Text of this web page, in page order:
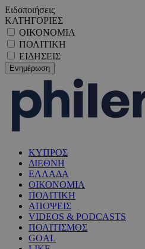
Ειδοποιήσεις
ΚΑΤΗΓΟΡΙΕΣ
ΟΙΚΟΝΟΜΙΑ
ΠΟΛΙΤΙΚΗ
ΕΙΔΗΣΕΙΣ
ΚΥΠΡΟΣ
ΔΙΕΘΝΗ
ΕΛΛΑΔΑ
ΟΙΚΟΝΟΜΙΑ
ΠΟΛΙΤΙΚΗ
ΑΠΟΨΕΙΣ
VIDEOS & PODCASTS
ΠΟΛΙΤΙΣΜΟΣ
GOAL